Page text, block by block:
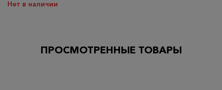
Нет в наличии
ПРОСМОТРЕННЫЕ ТОВАРЫ